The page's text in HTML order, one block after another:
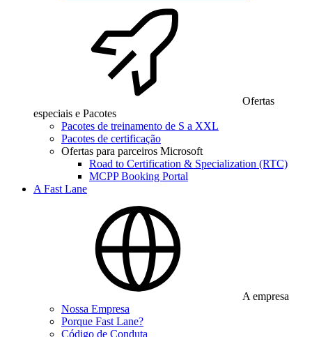
Ofertas
especiais e Pacotes
Pacotes de treinamento de S a XXL
Pacotes de certificação
Ofertas para parceiros Microsoft
Road to Certification & Specialization (RTC)
MCPP Booking Portal
A Fast Lane
A empresa
Nossa Empresa
Porque Fast Lane?
Código de Conduta